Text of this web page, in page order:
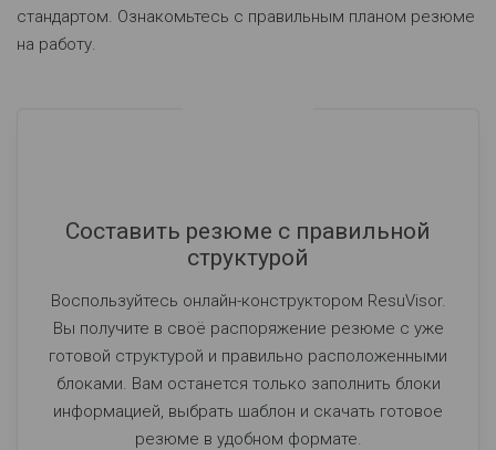
стандартом. Ознакомьтесь с правильным планом резюме
на работу.
Составить резюме с правильной
структурой
Воспользуйтесь онлайн-конструктором ResuVisor.
Вы получите в своё распоряжение резюме с уже
готовой структурой и правильно расположенными
блоками. Вам останется только заполнить блоки
информацией, выбрать шаблон и скачать готовое
резюме в удобном формате.